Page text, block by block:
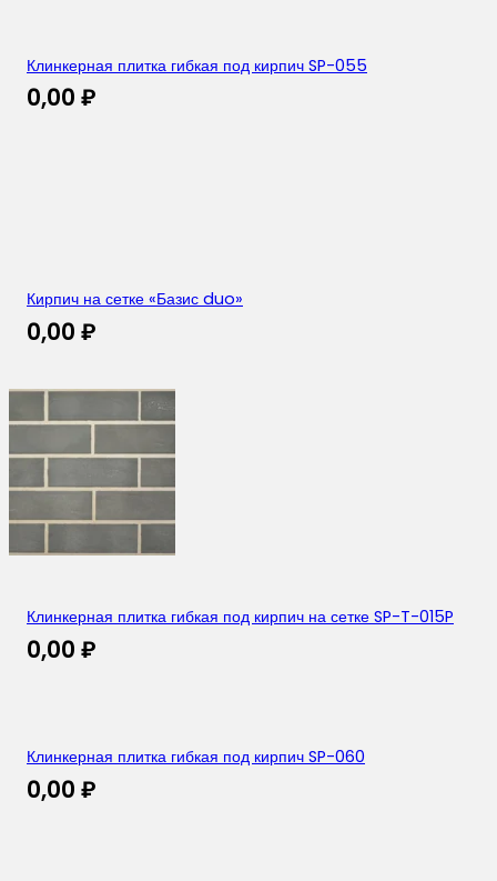
Клинкерная плитка гибкая под кирпич SP-055
0,00 ₽
Кирпич на сетке «Базис duo»
0,00 ₽
Клинкерная плитка гибкая под кирпич на сетке SP-T-015P
0,00 ₽
Клинкерная плитка гибкая под кирпич SP-060
0,00 ₽